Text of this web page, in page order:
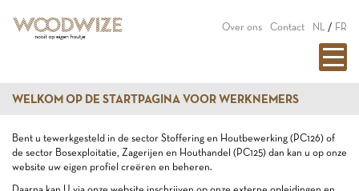
Over ons Contact NL / FR
WELKOM OP DE STARTPAGINA VOOR WERKNEMERS
Bent u tewerkgesteld in de sector Stoffering en Houtbewerking (PC126) of
de sector Bosexploitatie, Zagerijen en Houthandel (PC125) dan kan u op onze
website uw eigen profiel creëren en beheren.